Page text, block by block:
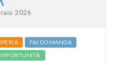
2026
FAI DOMANDA